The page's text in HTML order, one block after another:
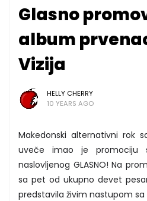
Glasno
album
Vizija
HELLY CHERRY
10 YEARS AGO
Makedonski alternativni rok
uveče imao je promociju
naslovljenog GLASNO! Na
sa pet od ukupno devet
predstavila živim nastupom sa